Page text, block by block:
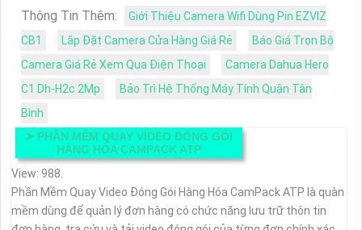
Thông Tin Thêm:
Giới Thiệu Camera Wifi Dùng Pin EZVIZ
CB1
Lắp Đặt Camera Cửa Hàng Giá Rẻ
Báo Giá Trọn Bộ
Camera Giá Rẻ Xem Qua Điện Thoại
Camera Dahua Hero
C1 Dh-H2c 2Mp
Bảo Trì Hệ Thống Máy Tính Quận Tân
Bình
➤ PHẦN MỀM QUAY VIDEO ĐÓNG GÓI
HÀNG HÓA CAMPACK ATP
View: 988.
Phần Mềm Quay Video Đóng Gói Hàng Hóa CamPack ATP là quàn
mềm dùng để quản lý đơn hàng có chức năng lưu trữ thôn tin